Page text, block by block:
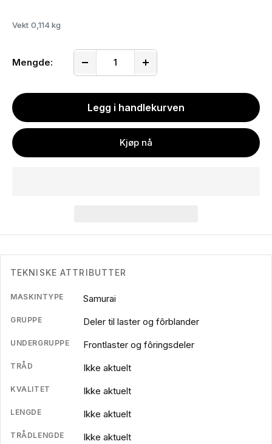
Vekt 0,114 kg
Mengde:
Legg i handlekurven
Kjøp nå
TEKNISKE ATTRIBUTTER
MASKINTYPE Samurai
GRUPPE Deler til laster og fôrblander
UNDERGRUPPE Frontlaster og fôringsdeler
TRÅD Ikke aktuelt
KVALITET Ikke aktuelt
LENGDE Ikke aktuelt
TRÅDLENGDE Ikke aktuelt